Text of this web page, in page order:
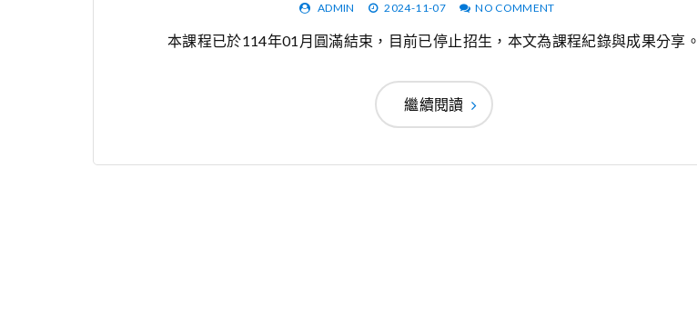
ADMIN 2024-11-07 NO COMMENT
本課程已於114年01月圓滿結束，目前已停止招生，本文為課程紀錄與成果分享。
繼續閱讀